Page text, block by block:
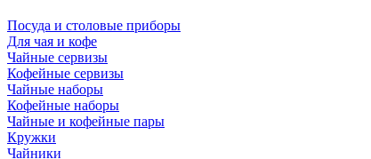
Посуда и столовые приборы
Для чая и кофе
Чайные сервизы
Кофейные сервизы
Чайные наборы
Кофейные наборы
Чайные и кофейные пары
Кружки
Чайники